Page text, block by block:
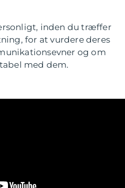
inden du træffer
for at vurdere deres
og om
med dem.